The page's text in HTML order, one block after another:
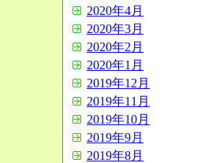
2020年4月
2020年3月
2020年2月
2020年1月
2019年12月
2019年11月
2019年10月
2019年9月
2019年8月